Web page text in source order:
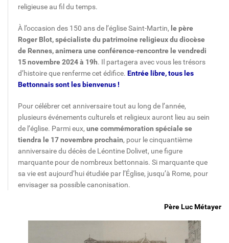
religieuse au fil du temps.
À l’occasion des 150 ans de l’église Saint-Martin, le père
Roger Blot, spécialiste du patrimoine religieux du diocèse
de Rennes, animera une conférence-rencontre le vendredi
15 novembre 2024 à 19h. Il partagera avec vous les trésors
d’histoire que renferme cet édifice. Entrée libre, tous les
Bettonnais sont les bienvenus !
Pour célébrer cet anniversaire tout au long de l’année,
plusieurs événements culturels et religieux auront lieu au sein
de l’église. Parmi eux, une commémoration spéciale se
tiendra le 17 novembre prochain, pour le cinquantième
anniversaire du décès de Léontine Dolivet, une figure
marquante pour de nombreux bettonnais. Si marquante que
sa vie est aujourd’hui étudiée par l’Église, jusqu’à Rome, pour
envisager sa possible canonisation.
Père Luc Métayer